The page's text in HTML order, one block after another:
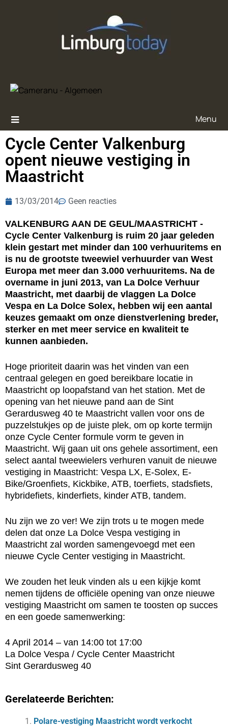
Menu
Cycle Center Valkenburg
opent nieuwe vestiging in
Maastricht
13/03/2014 Geen reacties
VALKENBURG AAN DE GEUL/MAASTRICHT -
Cycle Center Valkenburg is ruim 20 jaar geleden
klein gestart met minder dan 100 verhuuritems en
is nu de grootste tweewiel verhuurder van West
Europa met meer dan 3.000 verhuuritems. Na de
overname in juni 2013, van La Dolce Verhuur
Maastricht, met daarbij de vlaggen La Dolce
Vespa en La Dolce Solex, hebben wij een aantal
keuzes gemaakt om onze dienstverlening breder,
sterker en met meer service en kwaliteit te
kunnen aanbieden.
Hoge prioriteit daarin was het vinden van een
centraal gelegen en goed bereikbare locatie in
Maastricht op loopafstand van het station. Met de
opening van het nieuwe pand aan de Sint
Gerardusweg 40 te Maastricht vallen voor ons de
puzzelstukjes op de juiste plek, om op korte termijn
onze Cycle Center formule vorm te geven in
Maastricht. Wij gaan uit ons gehele assortiment, een
select aantal tweewielers verhuren vanuit de nieuwe
vestiging in Maastricht: Vespa LX, E-Solex, E-
Bike/Groenfiets, Kickbike, ATB, toerfiets, stadsfiets,
hybridefiets, kinderfiets, kinder ATB, tandem.
Nu zijn we zo ver! We zijn trots u te mogen mede
delen dat onze La Dolce Vespa vestiging in
Maastricht zal worden samengevoegd met een
nieuwe Cycle Center vestiging in Maastricht.
We zouden het leuk vinden als u een kijkje komt
nemen tijdens de officiële opening van onze nieuwe
vestiging Maastricht om samen te toosten op succes
en een goede samenwerking:
4 April 2014 – van 14:00 tot 17:00
La Dolce Vespa / Cycle Center Maastricht
Sint Gerardusweg 40
Gerelateerde Berichten:
Polare-vestiging Maastricht wordt verkocht